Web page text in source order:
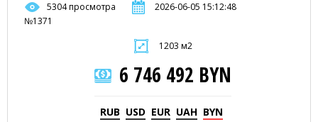
5304 просмотра
2026-06-05 15:12:48
№1371
1203 м2
6 746 492 BYN
RUB USD EUR UAH BYN